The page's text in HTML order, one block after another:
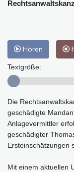
Hören
Textgröße:
Die
geschädigte
Anlagevermittler
geschädigter
Ersteinschätzungen
Mit einem aktuellen